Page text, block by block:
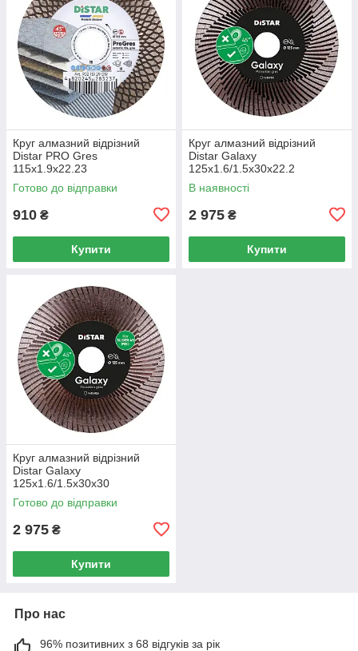
Круг алмазний вiдрiзний
Distar PRO Gres
115x1.9x22.23
Готово до відправки
910 ₴
Купити
Круг алмазний вiдрiзний
Distar Galaxy
125x1.6/1.5x30x22.2
В наявності
2 975 ₴
Купити
Круг алмазний вiдрiзний
Distar Galaxy
125x1.6/1.5x30x30
Готово до відправки
2 975 ₴
Купити
Про нас
96% позитивних з 68 відгуків за рік